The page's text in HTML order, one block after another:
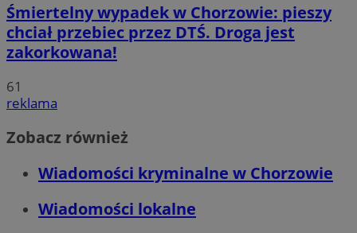
Śmiertelny wypadek w Chorzowie: pieszy
chciał przebiec przez DTŚ. Droga jest
zakorkowana!
61
reklama
Zobacz również
Wiadomości kryminalne w Chorzowie
Wiadomości lokalne